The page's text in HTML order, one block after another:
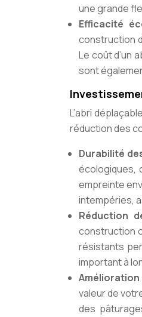
une grande
Efficacité
construction
Le coût d’un
sont
L’abri
réduction des
Durabilité
écologiques,
empreinte
intempéries,
Réduction
construction
résistants
important à
valeur de
des